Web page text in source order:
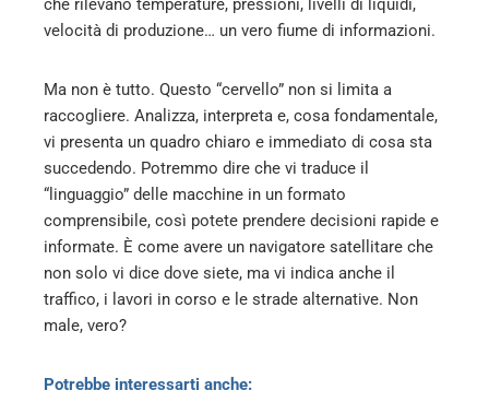
che rilevano temperature, pressioni, livelli di liquidi,
velocità di produzione… un vero fiume di informazioni.
Ma non è tutto. Questo “cervello” non si limita a
raccogliere. Analizza, interpreta e, cosa fondamentale,
vi presenta un quadro chiaro e immediato di cosa sta
succedendo. Potremmo dire che vi traduce il
“linguaggio” delle macchine in un formato
comprensibile, così potete prendere decisioni rapide e
informate. È come avere un navigatore satellitare che
non solo vi dice dove siete, ma vi indica anche il
traffico, i lavori in corso e le strade alternative. Non
male, vero?
Potrebbe interessarti anche: